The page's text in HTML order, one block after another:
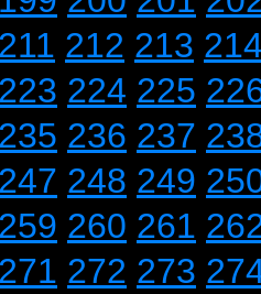
211 212 213
223 224 225
235 236 237
247 248 249
259 260 261
271 272 273